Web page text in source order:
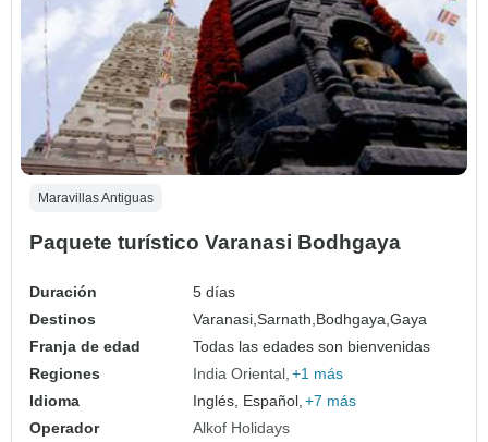
Maravillas Antiguas
Paquete turístico Varanasi Bodhgaya
Duración
5 días
Destinos
Varanasi,Sarnath,Bodhgaya,Gaya
Franja de edad
Todas las edades son bienvenidas
Regiones
India Oriental +1 más
Idioma
Inglés, Español, +7 más
Operador
Alkof Holidays